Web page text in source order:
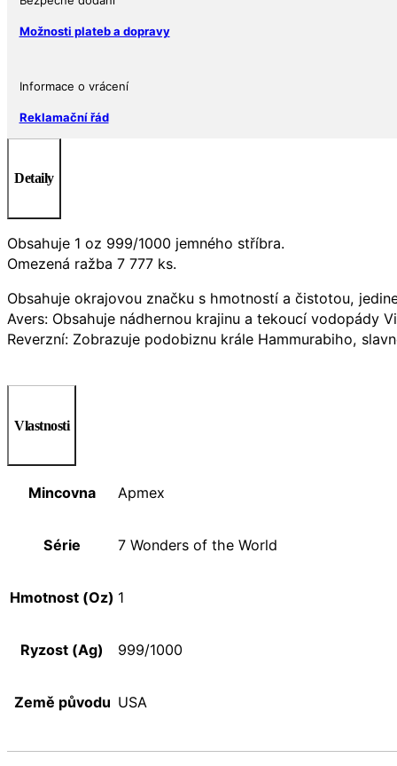
množství
Možnosti plateb a dopravy
Informace o vrácení
Reklamační řád
Detaily
Obsahuje 1 oz 999/1000 jemného stříbra.
Omezená ražba 7 777 ks.
Obsahuje okrajovou značku s hmotností a čistotou,
Avers: Obsahuje nádhernou krajinu a tekoucí vodopády
Reverzní: Zobrazuje podobiznu krále Hammurabiho,
Vlastnosti
Mincovna Apmex
Série 7 Wonders of the World
Hmotnost (Oz) 1
Ryzost (Ag) 999/1000
Země původu USA